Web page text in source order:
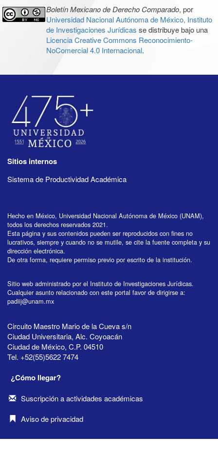
Boletín Mexicano de Derecho Comparado, por
Universidad Nacional Autónoma de México, Instituto
de Investigaciones Jurídicas se distribuye bajo una
Licencia Creative Commons Reconocimiento-
NoComercial 4.0 Internacional.
Sitios internos
Sistema de Productividad Académica
Hecho en México, Universidad Nacional Autónoma de México (UNAM),
todos los derechos reservados 2021.
Esta página y sus contenidos pueden ser reproducidos con fines no
lucrativos, siempre y cuando no se mutile, se cite la fuente completa y su
dirección electrónica.
De otra forma, requiere permiso previo por escrito de la institución.
Sitio web administrado por el Instituto de Investigaciones Jurídicas.
Cualquier asunto relacionado con este portal favor de dirigirse a:
padiij@unam.mx
Circuito Maestro Mario de la Cueva s/n
Ciudad Universitaria, Alc. Coyoacán
Ciudad de México, C.P. 04510
Tel. +52(55)5622 7474
¿Cómo llegar?
Suscripción a actividades académicas
Aviso de privacidad